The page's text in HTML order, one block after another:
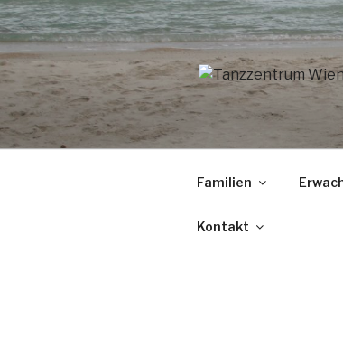
Zum
Inhalt
springen
Familien
Kontakt